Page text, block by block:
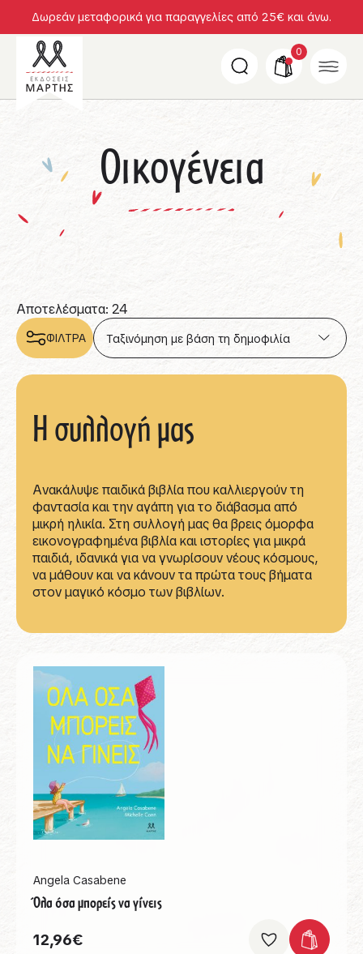
Δωρεάν μεταφορικά για παραγγελίες από 25€ και άνω.
0
Οικογένεια
Αποτελέσματα: 24
ΦΙΛΤΡΑ
Η συλλογή μας
Ανακάλυψε παιδικά βιβλία που καλλιεργούν τη
φαντασία και την αγάπη για το διάβασμα από
μικρή ηλικία. Στη συλλογή μας θα βρεις όμορφα
εικονογραφημένα βιβλία και ιστορίες για μικρά
παιδιά, ιδανικά για να γνωρίσουν νέους κόσμους,
να μάθουν και να κάνουν τα πρώτα τους βήματα
στον μαγικό κόσμο των βιβλίων.
Angela Casabene
Όλα όσα μπορείς να γίνεις
12,96€